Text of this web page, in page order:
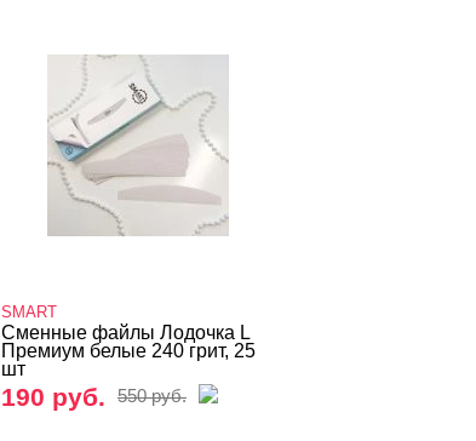
SMART
Сменные файлы Лодочка L
Премиум белые 240 грит, 25
шт
190 руб. 550 руб.